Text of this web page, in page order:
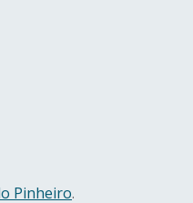
Pinheiro.